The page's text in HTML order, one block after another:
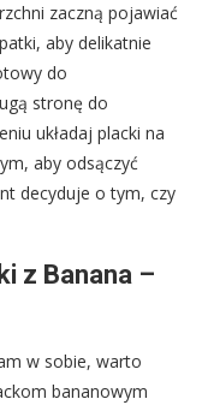
zaczną pojawiać
aby delikatnie
do
stronę do
układaj placki na
aby odsączyć
decyduje o tym, czy
z Banana –
w sobie, warto
bananowym